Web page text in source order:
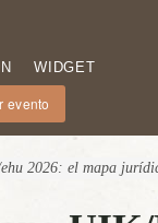
WIDGET
evento
ehu 2026: el mapa